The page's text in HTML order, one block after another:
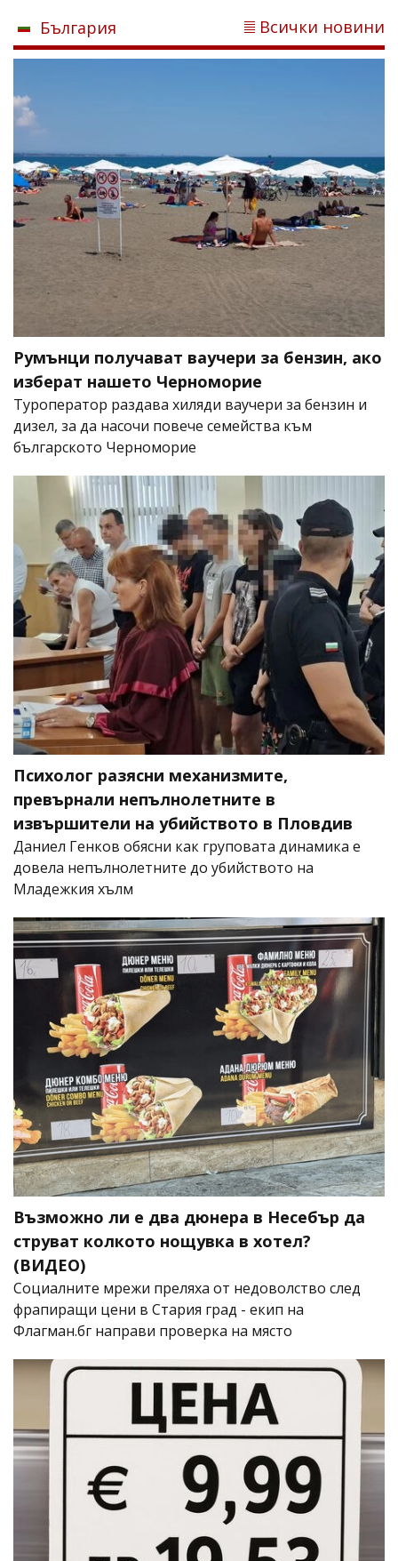
България Всички новини
Румънци получават ваучери за бензин, ако
изберат нашето Черноморие
Туроператор раздава хиляди ваучери за бензин и
дизел, за да насочи повече семейства към
българското Черноморие
Психолог разясни механизмите,
превърнали непълнолетните в
извършители на убийството в Пловдив
Даниел Генков обясни как груповата динамика е
довела непълнолетните до убийството на
Младежкия хълм
Възможно ли е два дюнера в Несебър да
струват колкото нощувка в хотел?
(ВИДЕО)
Социалните мрежи преляха от недоволство след
фрапиращи цени в Стария град - екип на
Флагман.бг направи проверка на място